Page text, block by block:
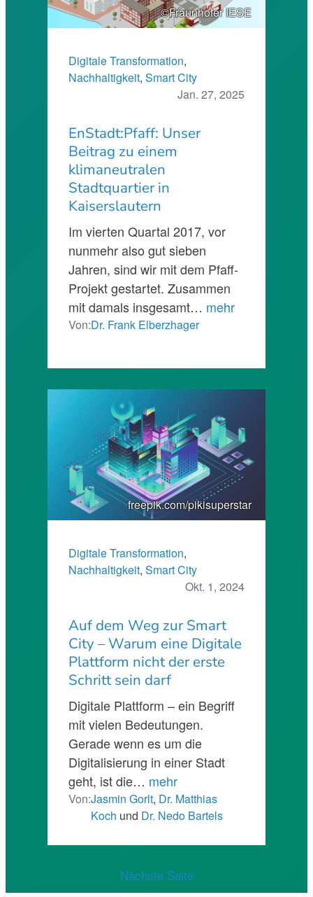
©Fraunhofer IESE
Digitale Transformation
Nachhaltigkeit, Smart City
Jan. 27, 2025
EnStadt:Pfaff: Unser
Beitrag zu einem
klimaneutralen
Stadtquartier in
Kaiserslautern
Im vierten Quartal 2017, vor
nunmehr also gut sieben
Jahren, sind wir mit dem Pfaff-
Projekt gestartet. Zusammen
mit damals insgesamt… mehr
Von:Dr. Frank Elberzhager
freepik.com/pikisuperstar
Digitale Transformation
Nachhaltigkeit, Smart City
Okt. 1, 2024
Auf dem Weg zur Smart
City – Warum eine Digitale
Plattform nicht der erste
Schritt sein darf
Digitale Plattform – ein Begriff
mit vielen Bedeutungen.
Gerade wenn es um die
Digitalisierung in einer Stadt
geht, ist die… mehr
Von:Jasmin Gorlt, Dr. Matthias
Koch und Dr. Nedo Bartels
Nächste Seite